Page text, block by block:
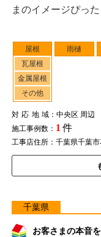
屋根
瓦屋根
金属屋根
その他
雨樋
対応地域：中央区 周辺
施工事例数： 1 件
工事店住所：千葉県千葉
まのイメージぴっ
千葉県
お客さまの本音